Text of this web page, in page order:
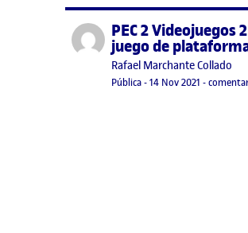
Publicado porPEC 2 Videojuegos
juego de
Publicado por
Rafael Marchante Collado
Visibilidad:
Pública-Fecha de publicación
14 Nov 2021 -